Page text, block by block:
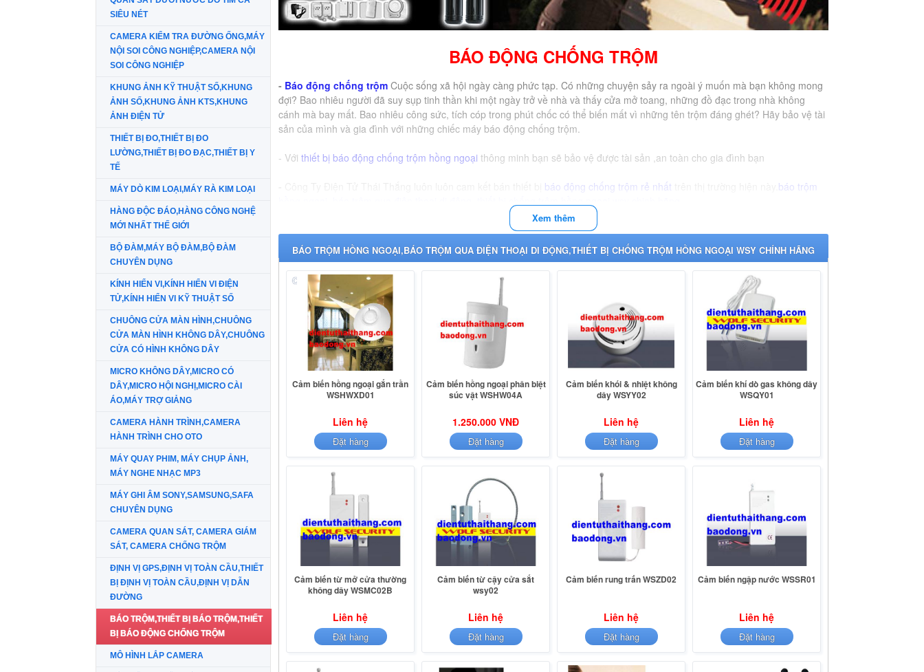
SIÊU NÉT
CAMERA KIỂM TRA ĐƯỜNG ỐNG,MÁY
NỘI SOI CÔNG NGHIỆP,CAMERA NỘI
SOI CÔNG NGHIỆP
KHUNG ẢNH KỸ THUẬT SỐ,KHUNG
ẢNH SỐ,KHUNG ẢNH KTS,KHUNG
ẢNH ĐIỆN TỬ
THIẾT BỊ ĐO,THIẾT BỊ ĐO
LƯỜNG,THIẾT BỊ ĐO ĐẠC,THIẾT BỊ Y
TẾ
MÁY DÒ KIM LOẠI,MÁY RÀ KIM LOẠI
HÀNG ĐỘC ĐÁO,HÀNG CÔNG NGHỆ
MỚI NHẤT THẾ GIỚI
BỘ ĐÀM,MÁY BỘ ĐÀM,BỘ ĐÀM
CHUYÊN DỤNG
KÍNH HIỂN VI,KÍNH HIỂN VI ĐIỆN
TỬ,KÍNH HIỂN VI KỸ THUẬT SỐ
CHUÔNG CỬA MÀN HÌNH,CHUÔNG
CỬA MÀN HÌNH KHÔNG DÂY,CHUÔNG
CỬA CÓ HÌNH KHÔNG DÂY
MICRO KHÔNG DÂY,MICRO CÓ
DÂY,MICRO HỘI NGHỊ,MICRO CÀI
ÁO,MÁY TRỢ GIẢNG
CAMERA HÀNH TRÌNH,CAMERA
HÀNH TRÌNH CHO OTO
MÁY QUAY PHIM, MÁY CHỤP ẢNH,
MÁY NGHE NHẠC MP3
MÁY GHI ÂM SONY,SAMSUNG,SAFA
CHUYÊN DỤNG
CAMERA QUAN SÁT, CAMERA GIÁM
SÁT, CAMERA CHỐNG TRỘM
ĐỊNH VỊ GPS,ĐỊNH VỊ TOÀN CẦU,THIẾT
BỊ ĐỊNH VỊ TOÀN CẦU,ĐỊNH VỊ DẪN
ĐƯỜNG
BÁO TRỘM,THIẾT BỊ BÁO TRỘM,THIẾT
BỊ BÁO ĐỘNG CHỐNG TRỘM
MÔ HÌNH LẮP CAMERA
BÁO ĐỘNG CHỐNG TRỘM
- Báo động chống trộm Cuộc sống xã hội ngày càng phức tạp. Có những chuyện sảy ra ngoài ý muốn mà bạn không mong
đợi? Bao nhiêu người đã suy sụp tinh thần khi một ngày trở về nhà và thấy cửa mở toang, những đồ đạc trong nhà không
cánh mà bay mất. Bao nhiêu công sức, tích cóp trong phút chốc có thể biến mất vì những tên trộm đáng ghét? Hãy bảo vệ tài
sản của mình và gia đình với những chiếc máy báo động chống trộm.
- Với thiết bị báo động chống trộm hồng ngoại thông minh bạn sẽ bảo vệ được tài sản ,an toàn cho gia đình bạn
báo động chống trộm rẻ nhất
báo trộm
Xem thêm
BÁO TRỘM HỒNG NGOẠI,BÁO TRỘM QUA ĐIỆN THOẠI DI ĐỘNG,THIẾT BỊ CHỐNG TRỘM HỒNG NGOẠI WSY CHÍNH HÃNG
CỦ
Cảm biến hồng ngoại gắn trần
WSHWXD01
Liên hệ
Đặt hàng
Cảm biến hồng ngoại phân biệt
súc vật WSHW04A
1.250.000 VNĐ
Đặt hàng
Cảm biến khói & nhiệt không
dây WSYY02
Liên hệ
Đặt hàng
Cảm biến khí dò gas không dây
WSQY01
Liên hệ
Đặt hàng
Cảm biến từ mở cửa thường
không dây WSMC02B
Liên hệ
Đặt hàng
Cảm biến từ cậy cửa sắt
wsy02
Liên hệ
Đặt hàng
Cảm biến rung trấn WSZD02
Liên hệ
Đặt hàng
Cảm biến ngập nước WSSR01
Liên hệ
Đặt hàng